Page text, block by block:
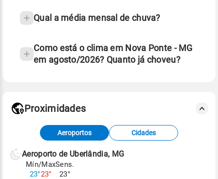
Qual a média mensal de chuva?
Como está o clima em Nova Ponte - MG
em agosto/2026? Quanto já choveu?
Fonte: dados combinados de estações
meteorológicas e satélite do Centro de Previsão
de Tempo e Estudos Climáticos (CPTEC).
Para obter mais informações sobre os dados
Proximidades
Aeroportos Cidades
Aeroporto de Uberlândia, MG
Mín/Max
23°23°
Sens.
23°